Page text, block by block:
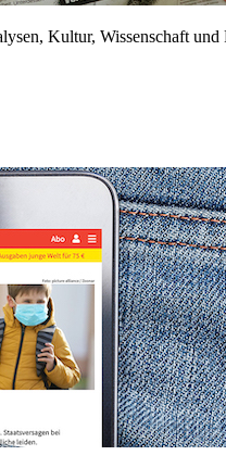
Kultur, Wissenschaft und